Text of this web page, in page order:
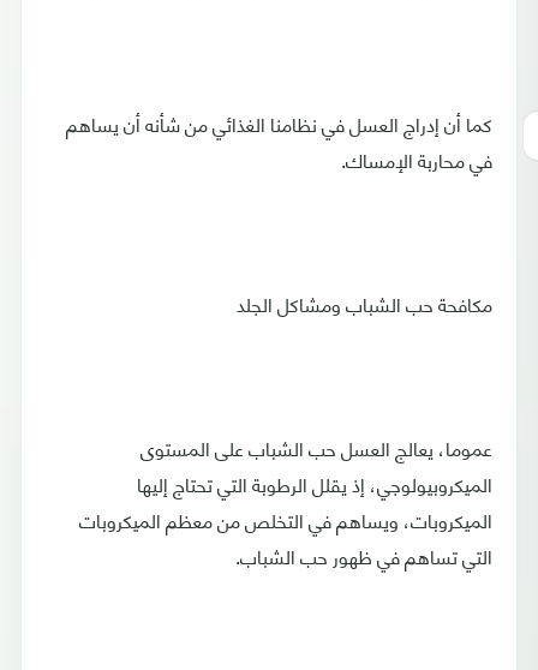
كما أن إدراج العسل في نظامنا الغذائي من شأنه أن يساهم
في محاربة الإمساك.
مكافحة حب الشباب ومشاكل الجلد
عموما، يعالج العسل حب الشباب على المستوى
الميكروبيولوجي، إذ يقلل الرطوبة التي تحتاج إليها
الميكروبات، ويساهم في التخلص من معظم الميكروبات
التي تساهم في ظهور حب الشباب.